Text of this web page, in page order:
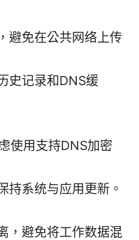
避免在公共网络上传
史记录和DNS缓
使用支持DNS加密
持系统与应用更新。
，避免将工作数据混